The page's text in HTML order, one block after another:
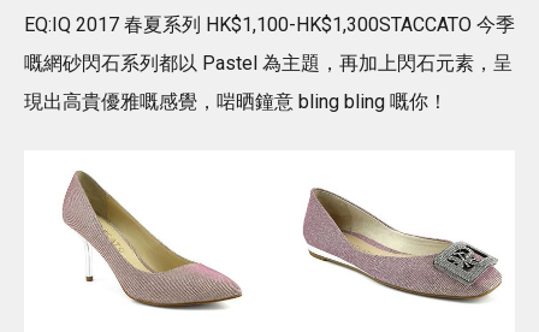
EQ:IQ 2017 春夏系列 HK$1,100-HK$1,300STACCATO 今季
嘅網砂閃石系列都以 Pastel 為主題，再加上閃石元素，呈
現出高貴優雅嘅感覺，啱晒鐘意 bling bling 嘅你！